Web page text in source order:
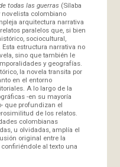
todas las guerras (Sílaba
novelista colombiano
arquitectura narrativa
paralelos que, si bien
sociocultural,
estructura narrativa no
sino que también le
y geografías.
la novela transita por
en el entorno
A lo largo de la
-en su mayoría
que profundizan el
de los relatos.
colombianas
u olvidadas, amplía el
original entre la
al texto una